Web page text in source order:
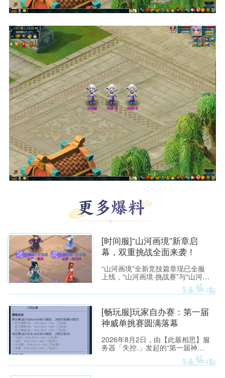
[时间服]“山河画境”新章启
幕，双重挑战全面来袭！
“山河画境”全新竞技篇章现已全服
上线，“山河画境·挑战赛”与“山河画
境·月度英雄榜”两大玩法同步放
出。参与玩法不仅有机会获得特赦
能解锁专属限时称谓、万界通廊摊
位招牌装饰、首领雕像庭院装饰等
限定奖励。
[畅玩服]玩家自办赛：第一届
神威单挑赛圆满落幕
2026年8月2日，由【此最相思】服
务器「失控.」发起的“第一届神威